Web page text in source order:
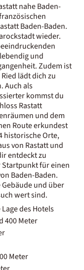
nahe Baden-
Baden-Baden.
wieder.
und
Zudem ist
lädt dich zu
Auch als
kommst du
Rastatt
und dem
Route erkundest
historische Orte,
von Rastatt und
entdeckt zu
Startpunkt für einen
Baden-Baden.
und über
wert sind.
des Hotels
400 Meter
Meter